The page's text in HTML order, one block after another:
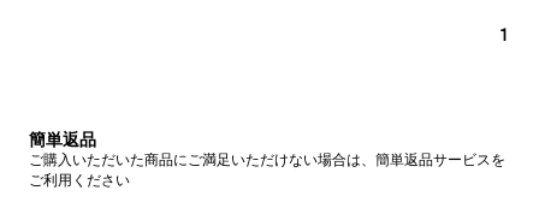
1
簡単返品
ご購入いただいた商品にご満足いただけない場合は、簡単返品サービスを
ご利用ください